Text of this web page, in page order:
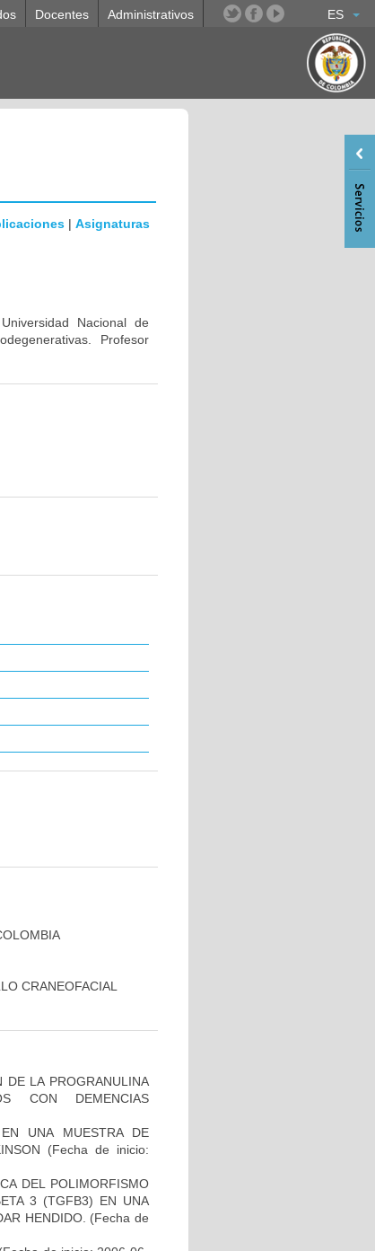
ES
Docentes Administrativos
| Asignaturas
Nacional de
Profesor
CRANEOFACIAL
DE LA PROGRANULINA
CON DEMENCIAS
UNA MUESTRA DE
(Fecha de inicio:
DEL POLIMORFISMO
3 (TGFB3) EN UNA
HENDIDO. (Fecha de